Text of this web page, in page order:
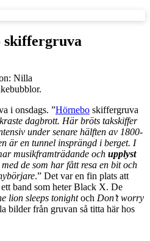
skiffergruva
Nilla
i onsdags. ”Hörnebo skiffergruva
dagbrott. Här bröts takskiffer
under senare hälften av 1800-
är en tunnel insprängd i berget. I
musikframträdande och upplyst
de som har fått resa en bit och
.” Det var en fin plats att
band som heter Black X. De
lion sleeps tonightoch Don’t worry
bilder från gruvan så titta här hos